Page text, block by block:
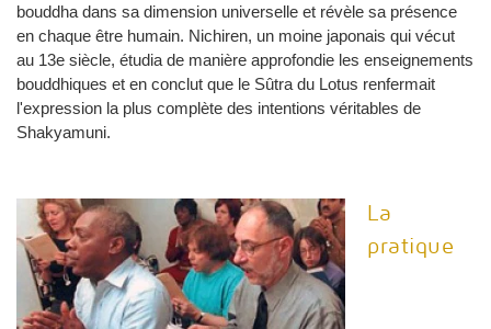
bouddha dans sa dimension universelle et révèle sa présence
en chaque être humain. Nichiren, un moine japonais qui vécut
au 13e siècle, étudia de manière approfondie les enseignements
bouddhiques et en conclut que le Sûtra du Lotus renfermait
l'expression la plus complète des intentions véritables de
Shakyamuni.
La
pratique